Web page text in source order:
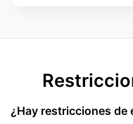
¿Hay restricciones de